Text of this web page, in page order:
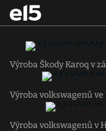
Výroba Škody Karoq v
Výroba volkswagenů
Výroba volkswagenů v